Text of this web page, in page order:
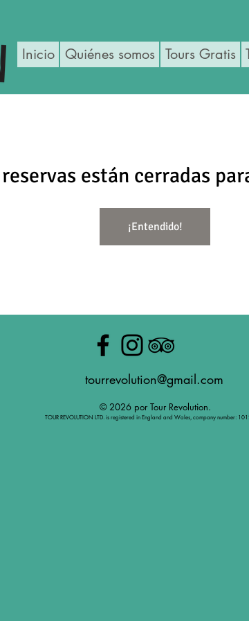
Inicio Quiénes somos Tours Gratis
están cerradas
¡Entendido!
tourrevolution@gmail.com
© 2026 por Tour Revolution.
TOUR REVOLUTION LTD. is registered in England and Wales, company number: